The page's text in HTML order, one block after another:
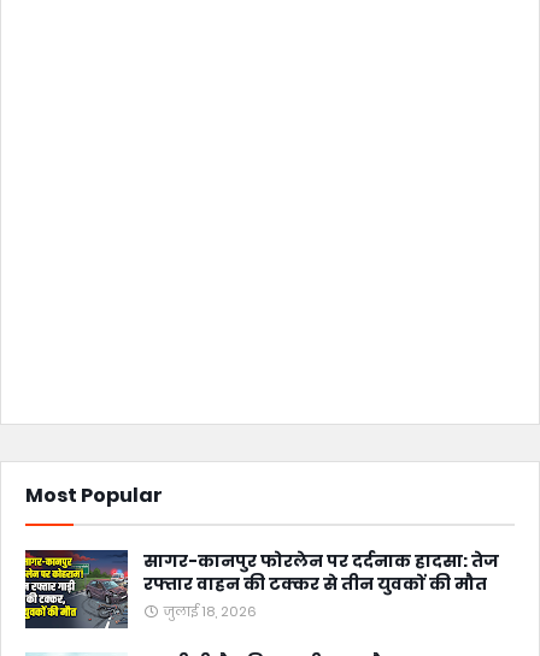
Most Popular
सागर-कानपुर फोरलेन पर दर्दनाक हादसा: तेज
रफ्तार वाहन की टक्कर से तीन युवकों की मौत
जुलाई 18, 2026